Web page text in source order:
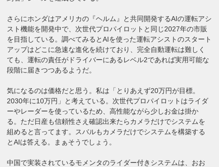
さらにホンダはアメリカの『ヘルム』と共同開発するAIの運転アシ
スト機能を開発中で、次世代プロパイロットと同じ2027年の市販
を目指している。調べてみるとAIを使った運転アシストのスタート
アップはどこに急速な進化を続けており、完全自動運転は難しく
ても、運転の責任がドライバーにあるレベル2であれば実用可能な
段階に届きつつあるようだ。
気になるのは価格だと思う。私は「とりあえず20万円が目標。
2030年に10万円」と考えている。次世代プロパイロットはライダ
ーやレーダーを使っているため、高性能ながら少しお金は掛か
る。ただ日産も信頼性さえ確認出来たらカメラだけでシステムを
組めると言ってます。スバルもカメラだけでシステムを構築する
とAIは答える。まぁそうでしょう。
中国で実装されているモメンタのライダー付きシステムは、おお